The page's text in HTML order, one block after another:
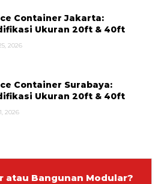
Container Jakarta:
Ukuran 20ft & 40ft
2026
Container Surabaya:
Ukuran 20ft & 40ft
2026
atau Bangunan Modular?